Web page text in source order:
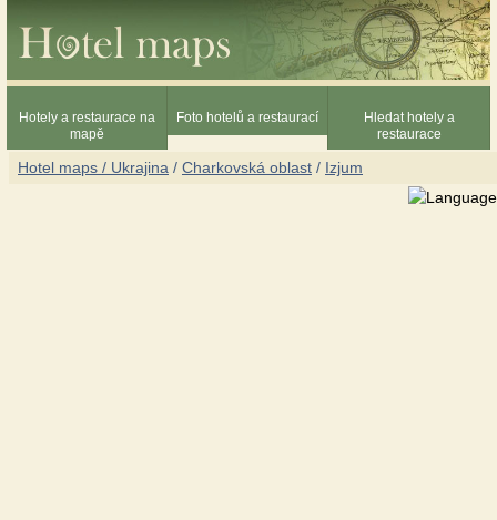
Hotely a restaurace na
mapě
Foto hotelů a restaurací
Hledat hotely a
restaurace
Hotel maps / Ukrajina / Charkovská oblast / Izjum